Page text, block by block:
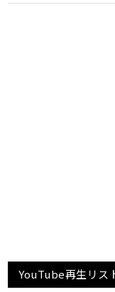
YouTube再生リス